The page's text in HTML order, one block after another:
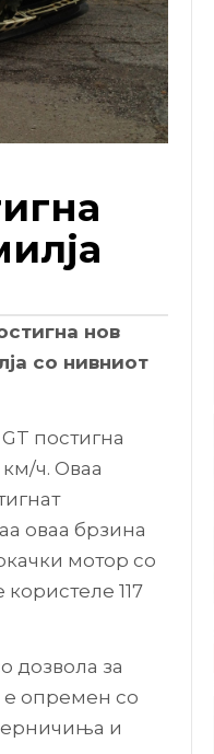
нов
со нивниот
постигна
ч. Оваа
оваа брзина
мотор со
користеле 117
дозвола за
е опремен со
и